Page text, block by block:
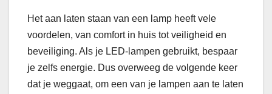
Het aan laten staan van een lamp heeft vele
voordelen, van comfort in huis tot veiligheid en
beveiliging. Als je LED-lampen gebruikt, bespaar
je zelfs energie. Dus overweeg de volgende keer
dat je weggaat, om een van je lampen aan te laten